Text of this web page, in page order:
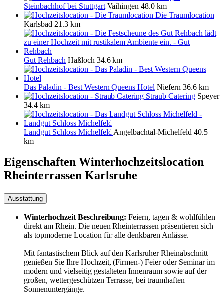
Steinbachhof bei Stuttgart Vaihingen 48.0 km
Die Traumlocation
Karlsbad 21.3 km
Gut Rehbach Haßloch 34.6 km
Das Paladin - Best Western Queens Hotel Niefern 36.6 km
Straub Catering Speyer
34.4 km
Landgut Schloss Michelfeld Angelbachtal-Michelfeld 40.5
km
Eigenschaften Winterhochzeitslocation
Rheinterrassen Karlsruhe
Ausstattung
Winterhochzeit Beschreibung: Feiern, tagen & wohlfühlen
direkt am Rhein. Die neuen Rheinterrassen präsentieren sich
als topmoderne Location für alle denkbaren Anlässe.
Mit fantastischem Blick auf den Karlsruher Rheinabschnitt
genießen Sie Ihre Hochzeit, (Firmen-) Feier oder Seminar im
modern und vielseitig gestalteten Innenraum sowie auf der
großen, wettergeschützen Terrasse, bei traumhaften
Sonnenuntergänge.